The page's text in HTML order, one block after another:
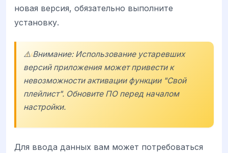
новая версия, обязательно выполните
установку.
⚠️ Внимание: Использование устаревших
версий приложения может привести к
невозможности активации функции "Свой
плейлист". Обновите ПО перед началом
настройки.
Для ввода данных вам может потребоваться